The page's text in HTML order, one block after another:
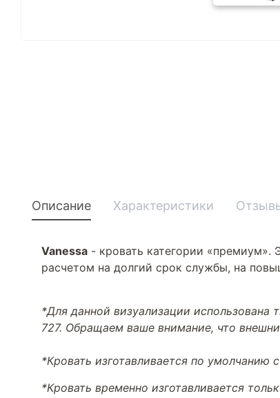
Описание Характеристики
Vanessa - кровать категории «премиум».
расчетом на долгий срок службы, на
*Для данной визуализации
727. Обращаем ваше внимание, что
*Кровать изготавливается по умолчанию
*Кровать временно изготавливается